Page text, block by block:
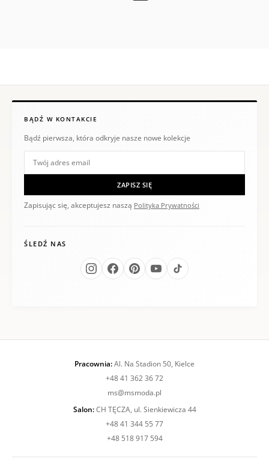
BĄDŹ W KONTAKCIE
Bądź pierwsza, która odkryje nasze nowe kolekcje
ZAPISZ SIĘ
Zapisując się, akceptujesz naszą Polityka Prywatności
ŚLEDŹ NAS
Pracownia:Al. Na Stadion 50, Kielce
+48 41 362 36 72
ms@msmoda.pl
Salon:CH TĘCZA, ul. Sienkiewicza 44
+48 41 344 55 77
+48 518 917 594